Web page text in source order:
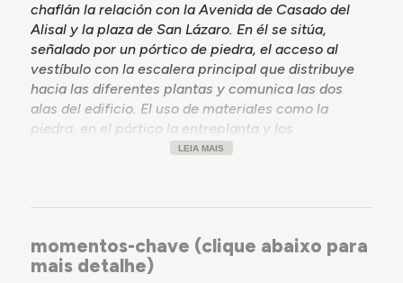
chaflán la relación con la Avenida de Casado del
Alisal y la plaza de San Lázaro. En él se sitúa,
señalado por un pórtico de piedra, el acceso al
vestíbulo con la escalera principal que distribuye
hacia las diferentes plantas y comunica las dos
alas del edificio. El uso de materiales como la
piedra, en el pórtico la entreplanta y los
recercados, y el ladrillo caravista, que se alterna
alzan el cuerpo principal, con entrantes y salientes
composición de huecos más rígida. Además de la
pieza escultórica de coronación en el chaflán
LEIA MAIS
momentos-chave (clique abaixo para
mais detalhe)